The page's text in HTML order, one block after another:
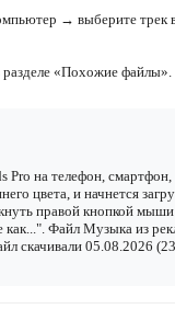
→ выберите трек
«Похожие файлы».
Pro на телефон, смартфон,
цвета, и начнется
правой кнопкой
как...". Файл Музыка из
скачивали 05.08.2026